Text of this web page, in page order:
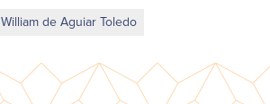
William de Aguiar Toledo